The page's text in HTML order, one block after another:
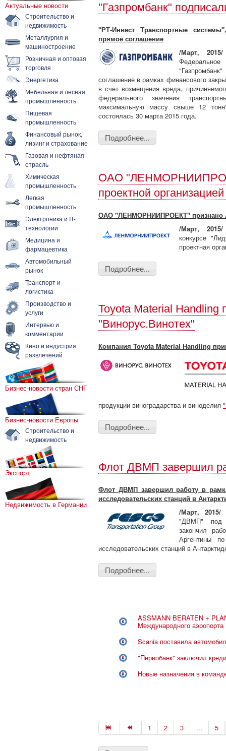
Актуальные новости
Строительство и
недвижимость
Металлургия и
машиностроение
Розничная и оптовая
торговля
Энергетика
Мебельная и лесная
промышленность
Пищевая
промышленность
Финансовый рынок,
лизинг и страхование
Газовая и нефтяная
отрасль
Химическая
промышленность
Легкая
промышленность
Электроника и IT-
технологии
Медицина и
фармацевтика
Автомобильный
рынок
Транспорт и
логистика
Производство и
услуги
Интервью и
комментарии
Кино и индустрия
развлечений
Бизнес-новости стран СНГ
Бизнес-новости Европы
Строительство и
недвижимость
Экспорт
Недвижимость в Германии
"Газпромбанк"
"РТ-Инвест Транспортные
прямое соглашение
/Март, 2015/
соглашение в рамках финансового
в счет возмещения вреда,
федерального значения
максимальную массу свыше 12
состоялась 30 марта 2015 года.
Подробнее...
ОАО
проектной
ОАО "ЛЕНМОРНИИПРОЕКТ" признано
/Март, 2015/
конкурсе
проектная
Подробнее...
Toyota Material Handling
"Винорус.Винотех"
Компания Toyota Material Handling
продукции виноградарства и виноделия
Подробнее...
Флот ДВМП завершил
Флот ДВМП завершил работу в
исследовательских станций в
/Март, 2015/
"ДВМП" под
закончил
Аргентины
исследовательских станций в
Подробнее...
ASSMANN BERATEN +
Международного аэропорта
Scania поставила
"Первобанк" заключил
Новые назначения в
1 2 3 ... 5